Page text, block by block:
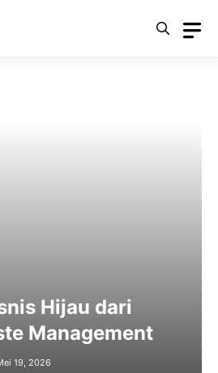
Hijau dari
Management
19, 2026